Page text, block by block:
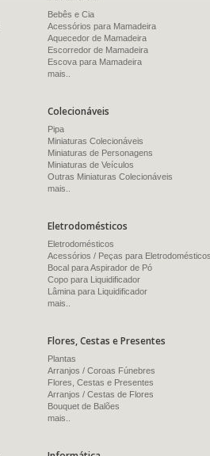
Bebês e Cia
Acessórios para Mamadeira
Aquecedor de Mamadeira
Escorredor de Mamadeira
Escova para Mamadeira
mais..
Colecionáveis
Pipa
Miniaturas Colecionáveis
Miniaturas de Personagens
Miniaturas de Veículos
Outras Miniaturas Colecionáveis
mais..
Eletrodomésticos
Eletrodomésticos
Acessórios / Peças para Eletrodomésticos
Bocal para Aspirador de Pó
Copo para Liquidificador
Lâmina para Liquidificador
mais..
Flores, Cestas e Presentes
Plantas
Arranjos / Coroas Fúnebres
Flores, Cestas e Presentes
Arranjos / Cestas de Flores
Bouquet de Balões
mais..